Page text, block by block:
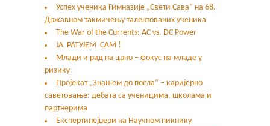
Успех ученика Гимназије „Свети Сава“ на 68.
Државном такмичењу талентованих ученика
The War of the Currents: AC vs. DC Power
ЈА РАТУЈЕМ САМ !
Млади и рад на црно – фокус на младе у
ризику
Пројекат „Знањем до посла“ – каријерно
саветовање: дебата са ученицима, школама и
партнерима
Експертинејџери на Научном пикнику